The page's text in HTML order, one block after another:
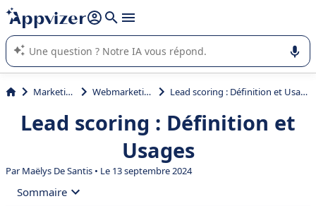
répondre (plusieurs lignes avec
L'IA de Appvizer vous guide dans l'utilisation ou la sélection de
logiciel SaaS en entreprise.
Marketing Webmarketing Lead scoring : Définition et Usages
Lead scoring : Définition et
Usages
ParMaëlys De Santis • Le 13 septembre 2024
Sommaire